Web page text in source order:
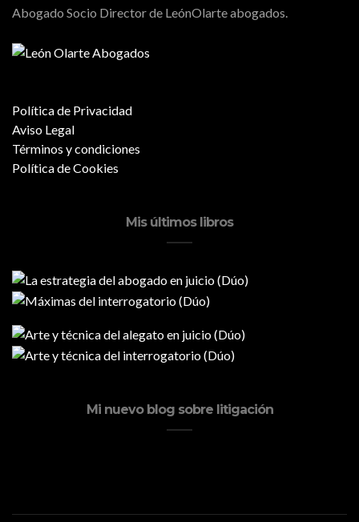
Abogado Socio Director de LeónOlarte abogados.
Política de Privacidad
Aviso Legal
Términos y condiciones
Política de Cookies
Mis últimos libros
Mi nuevo blog sobre litigación